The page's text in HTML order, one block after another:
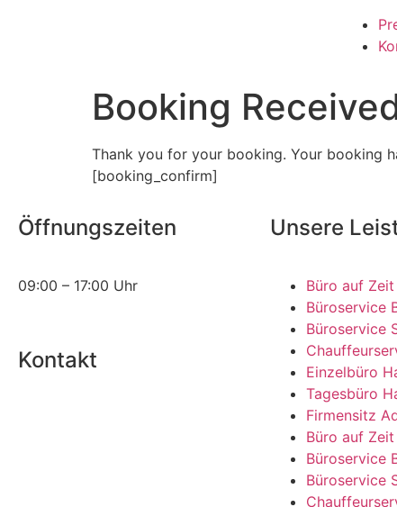
Booking
Thank you for your booking. Your booking
[booking_confirm]
Öffnungszeiten
09:00 – 17:00 Uhr
Kontakt
Unsere
Büro auf
Büroservice
Büroservice
Einzelbüro
Tagesbüro
Firmensitz
Büro auf
Büroservice
Büroservice